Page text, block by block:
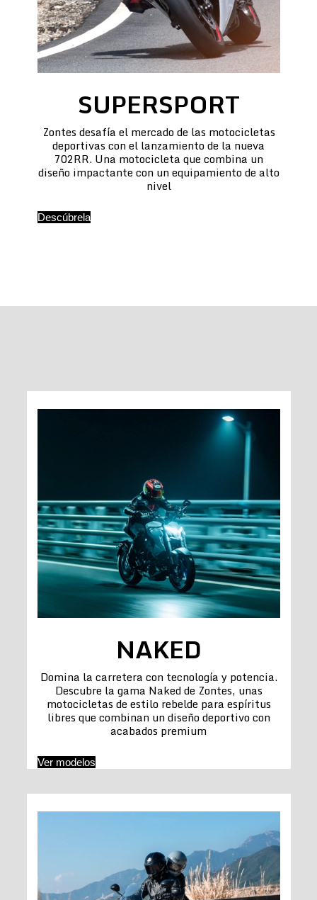
SUPERSPORT
Zontes desafía el mercado de las motocicletas
deportivas con el lanzamiento de la nueva
702RR. Una motocicleta que combina un
diseño impactante con un equipamiento de alto
nivel
Descúbrela
NAKED
Domina la carretera con tecnología y potencia.
Descubre la gama Naked de Zontes, unas
motocicletas de estilo rebelde para espíritus
libres que combinan un diseño deportivo con
acabados premium
Ver modelos